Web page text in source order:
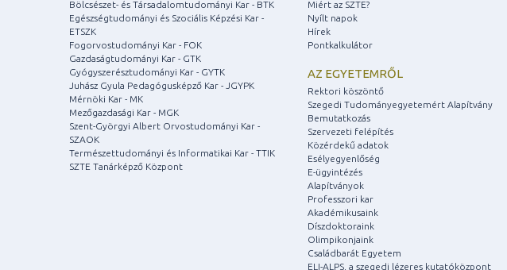
Bölcsészet- és Társadalomtudományi Kar - BTK
Egészségtudományi és Szociális Képzési Kar -
ETSZK
Fogorvostudományi Kar - FOK
Gazdaságtudományi Kar - GTK
Gyógyszerésztudományi Kar - GYTK
Juhász Gyula Pedagógusképző Kar - JGYPK
Mérnöki Kar - MK
Mezőgazdasági Kar - MGK
Szent-Györgyi Albert Orvostudományi Kar -
SZAOK
Természettudományi és Informatikai Kar - TTIK
SZTE Tanárképző Központ
Miért az SZTE?
Nyílt napok
Hírek
Pontkalkulátor
AZ EGYETEMRŐL
Rektori köszöntő
Szegedi Tudományegyetemért Alapítvány
Bemutatkozás
Szervezeti felépítés
Közérdekű adatok
Esélyegyenlőség
E-ügyintézés
Alapítványok
Professzori kar
Akadémikusaink
Díszdoktoraink
Olimpikonjaink
Családbarát Egyetem
ELI-ALPS, a szegedi lézeres kutatóközpont